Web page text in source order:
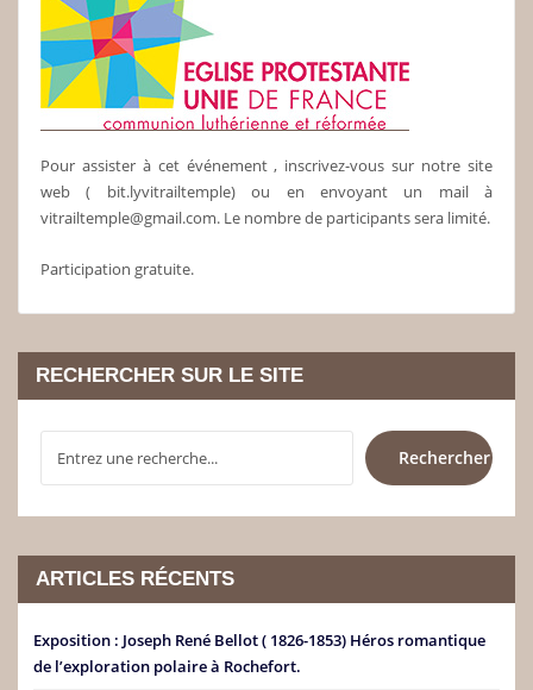
Pour assister à cet événement , inscrivez-vous sur notre site
web ( bit.lyvitrailtemple) ou en envoyant un mail à
vitrailtemple@gmail.com. Le nombre de participants sera limité.
Participation gratuite.
RECHERCHER SUR LE SITE
RECHERCHER
Rechercher
ARTICLES RÉCENTS
Exposition : Joseph René Bellot ( 1826-1853) Héros romantique
de l’exploration polaire à Rochefort.